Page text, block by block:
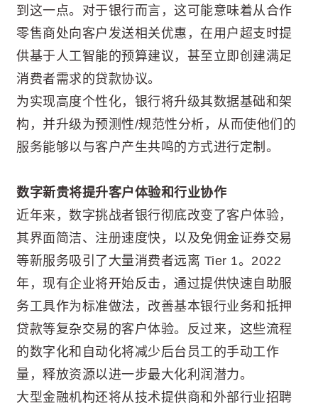
到这一点。对于银行而言，这可能意味着从合作
零售商处向客户发送相关优惠，在用户超支时提
供基于人工智能的预算建议，甚至立即创建满足
消费者需求的贷款协议。
为实现高度个性化，银行将升级其数据基础和架
构，并升级为预测性/规范性分析，从而使他们的
服务能够以与客户产生共鸣的方式进行定制。
数字新贵将提升客户体验和行业协作
近年来，数字挑战者银行彻底改变了客户体验，
其界面简洁、注册速度快，以及免佣金证券交易
等新服务吸引了大量消费者远离 Tier 1。2022
年，现有企业将开始反击，通过提供快速自助服
务工具作为标准做法，改善基本银行业务和抵押
贷款等复杂交易的客户体验。反过来，这些流程
的数字化和自动化将减少后台员工的手动工作
量，释放资源以进一步最大化利润潜力。
大型金融机构还将从技术提供商和外部行业招聘